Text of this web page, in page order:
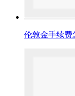
伦敦金手续费